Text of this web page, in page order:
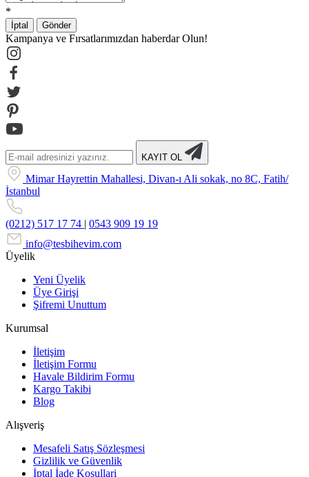
*
İptal Gönder
Kampanya ve Fırsatlarımızdan haberdar Olun!
KAYIT OL
Mimar Hayrettin Mahallesi, Divan-ı Ali sokak, no 8C, Fatih/
İstanbul
(0212) 517 17 74 | 0543 909 19 19
info@tesbihevim.com
Üyelik
Yeni Üyelik
Üye Girişi
Şifremi Unuttum
Kurumsal
İletişim
İletişim Formu
Havale Bildirim Formu
Kargo Takibi
Blog
Alışveriş
Mesafeli Satış Sözleşmesi
Gizlilik ve Güvenlik
İptal İade Koşullari